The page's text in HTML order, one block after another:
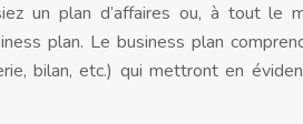
un plan d’affaires ou, à tout le
plan. Le business plan
bilan, etc.) qui mettront en